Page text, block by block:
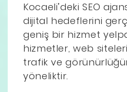
Kocaeli’deki SEO
dijital hedeflerini
geniş bir hizmet
hizmetler, web
trafik ve
yöneliktir.